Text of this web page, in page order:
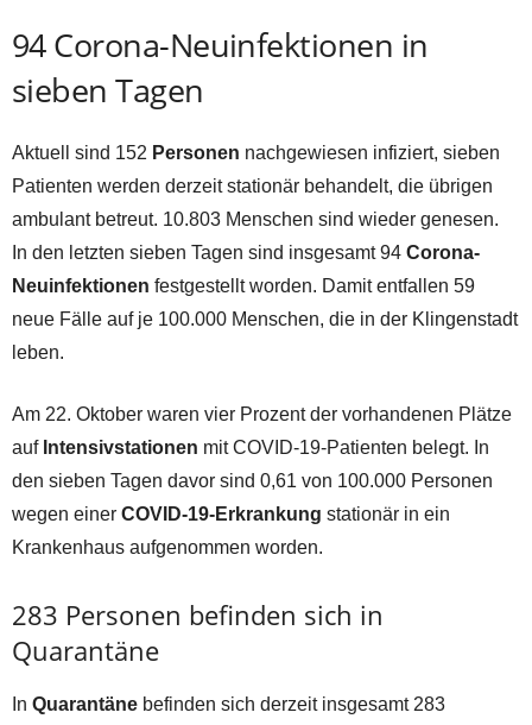
94 Corona-Neuinfektionen in
sieben Tagen
Aktuell sind 152 Personen nachgewiesen infiziert, sieben
Patienten werden derzeit stationär behandelt, die übrigen
ambulant betreut. 10.803 Menschen sind wieder genesen.
In den letzten sieben Tagen sind insgesamt 94 Corona-
Neuinfektionen festgestellt worden. Damit entfallen 59
neue Fälle auf je 100.000 Menschen, die in der Klingenstadt
leben.
Am 22. Oktober waren vier Prozent der vorhandenen Plätze
auf Intensivstationen mit COVID-19-Patienten belegt. In
den sieben Tagen davor sind 0,61 von 100.000 Personen
wegen einer COVID-19-Erkrankung stationär in ein
Krankenhaus aufgenommen worden.
283 Personen befinden sich in
Quarantäne
In Quarantäne befinden sich derzeit insgesamt 283